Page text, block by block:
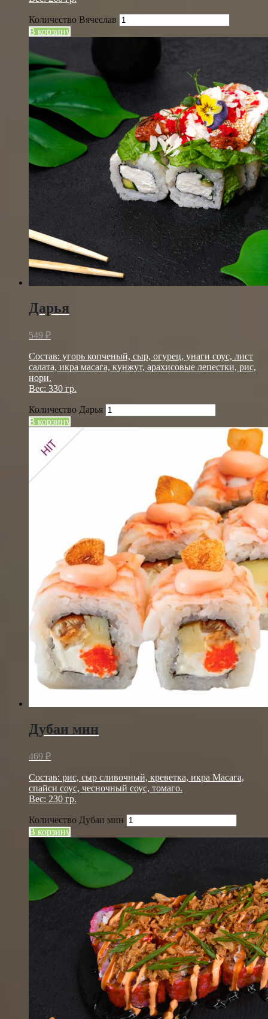
Количество Вячеслав
В корзину
Дарья
549 ₽
Состав: угорь копченый, сыр, огурец, унаги соус, лист
салата, икра масага, кунжут, арахисовые лепестки, рис,
нори.
Вес: 330 гр.
Количество Дарья
В корзину
Дубаи мин
469 ₽
Состав: рис, сыр сливочный, креветка, икра Масага,
спайси соус, чесночный соус, томаго.
Вес: 230 гр.
Количество Дубаи мин
В корзину